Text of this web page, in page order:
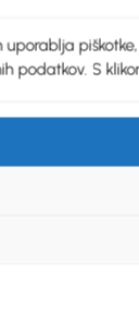
podatkov. S